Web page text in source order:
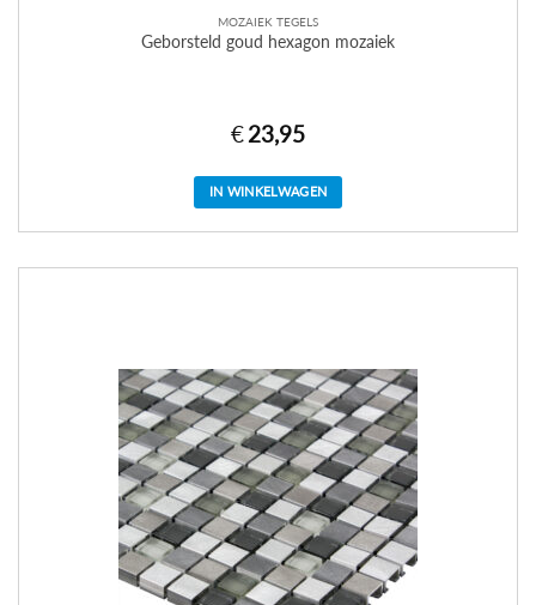
MOZAIEK TEGELS
Geborsteld goud hexagon mozaiek
€23,95
IN WINKELWAGEN